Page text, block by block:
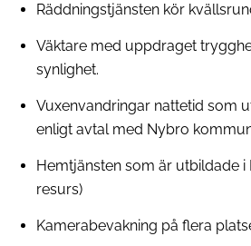
Räddningstjänsten kör
Väktare med uppdraget
synlighet.
Vuxenvandringar nattetid som
enligt avtal med Nybro
Hemtjänsten som är utbildade i
resurs)
Kamerabevakning på flera